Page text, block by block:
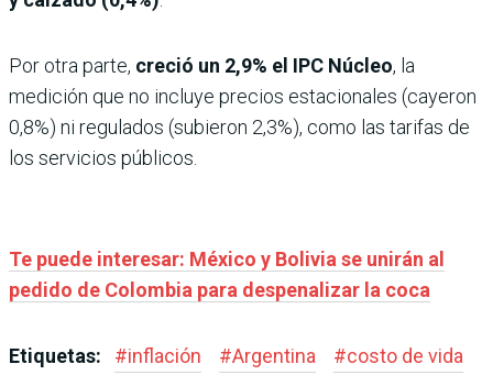
Por otra parte, creció un 2,9% el IPC Núcleo, la
medición que no incluye precios estacionales (cayeron
0,8%) ni regulados (subieron 2,3%), como las tarifas de
los servicios públicos.
Te puede interesar: México y Bolivia se unirán al
pedido de Colombia para despenalizar la coca
Etiquetas: #inflación #Argentina #costo de vida